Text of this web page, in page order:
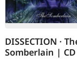
DISSECTION ·
Somberlain | CD